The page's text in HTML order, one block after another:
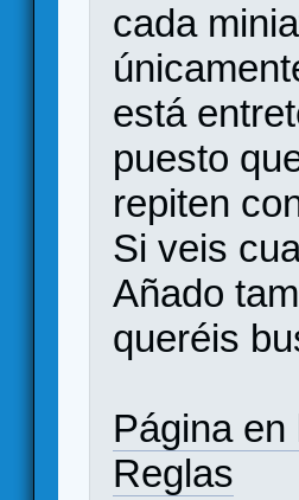
cada
está
puesto
repiten
Si veis
Añado
queréis
Página en
Reglas